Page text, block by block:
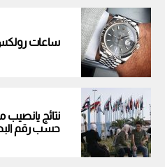
ساعات رولكس
حسب رقم